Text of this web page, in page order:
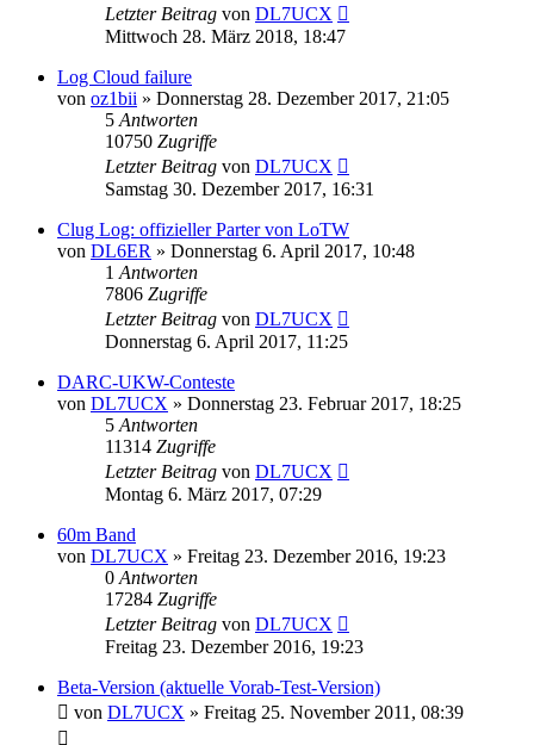
Letzter Beitrag von DL7UCX
Mittwoch 28. März 2018, 18:47
Log Cloud failure
von oz1bii » Donnerstag 28. Dezember 2017, 21:05
5 Antworten
10750 Zugriffe
Letzter Beitrag von DL7UCX
Samstag 30. Dezember 2017, 16:31
Clug Log: offizieller Parter von LoTW
von DL6ER » Donnerstag 6. April 2017, 10:48
1 Antworten
7806 Zugriffe
Letzter Beitrag von DL7UCX
Donnerstag 6. April 2017, 11:25
DARC-UKW-Conteste
von DL7UCX » Donnerstag 23. Februar 2017, 18:25
5 Antworten
11314 Zugriffe
Letzter Beitrag von DL7UCX
Montag 6. März 2017, 07:29
60m Band
von DL7UCX » Freitag 23. Dezember 2016, 19:23
0 Antworten
17284 Zugriffe
Letzter Beitrag von DL7UCX
Freitag 23. Dezember 2016, 19:23
Beta-Version (aktuelle Vorab-Test-Version)
von DL7UCX » Freitag 25. November 2011, 08:39